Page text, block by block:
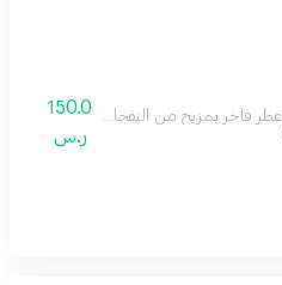
عطر فاخر بمزيج من النفحات الشرقية
150.0
ر.س